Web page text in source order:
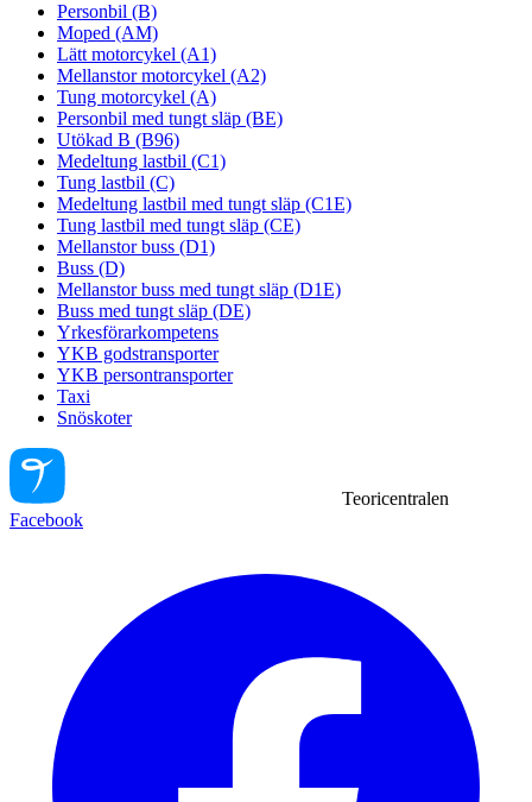
Personbil (B)
Moped (AM)
Lätt motorcykel (A1)
Mellanstor motorcykel (A2)
Tung motorcykel (A)
Personbil med tungt släp (BE)
Utökad B (B96)
Medeltung lastbil (C1)
Tung lastbil (C)
Medeltung lastbil med tungt släp (C1E)
Tung lastbil med tungt släp (CE)
Mellanstor buss (D1)
Buss (D)
Mellanstor buss med tungt släp (D1E)
Buss med tungt släp (DE)
Yrkesförarkompetens
YKB godstransporter
YKB persontransporter
Taxi
Snöskoter
Teoricentralen
Facebook